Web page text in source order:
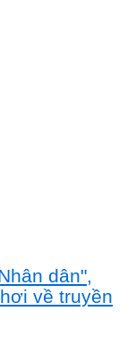
dân",
về truyền